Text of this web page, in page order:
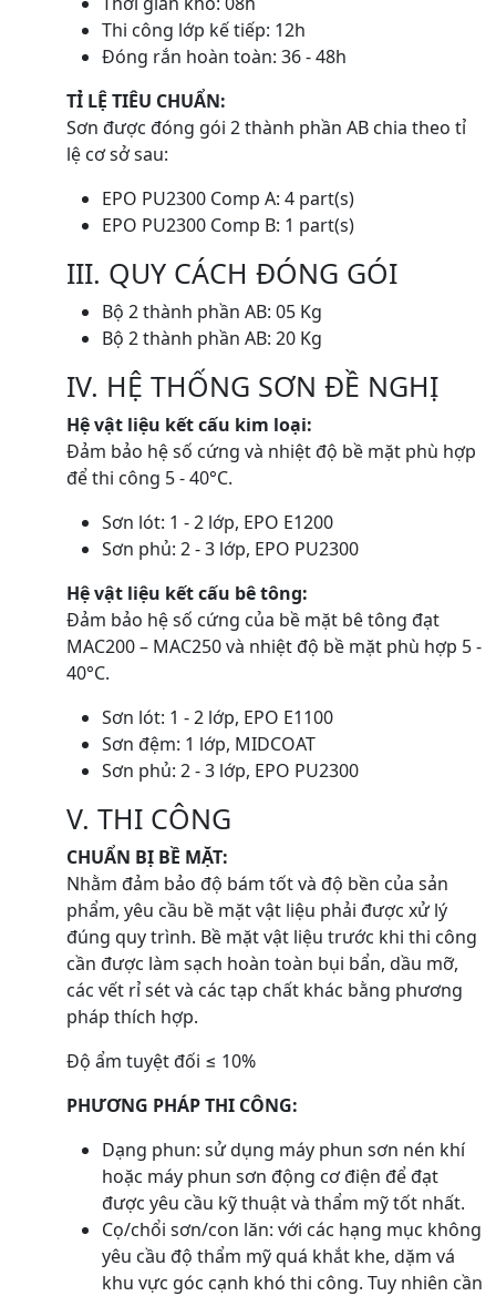
Thi công lớp kế tiếp: 12h
Đóng rắn hoàn toàn: 36 - 48h
TỈ LỆ TIÊU CHUẨN:
Sơn được đóng gói 2 thành phần AB chia theo tỉ
lệ cơ sở sau:
EPO PU2300 Comp A: 4 part(s)
EPO PU2300 Comp B: 1 part(s)
III. QUY CÁCH ĐÓNG GÓI
Bộ 2 thành phần AB: 05 Kg
Bộ 2 thành phần AB: 20 Kg
IV. HỆ THỐNG SƠN ĐỀ NGHỊ
Hệ vật liệu kết cấu kim loại:
Đảm bảo hệ số cứng và nhiệt độ bề mặt phù hợp
để thi công 5 - 40°C.
Sơn lót: 1 - 2 lớp, EPO E1200
Sơn phủ: 2 - 3 lớp, EPO PU2300
Hệ vật liệu kết cấu bê tông:
Đảm bảo hệ số cứng của bề mặt bê tông đạt
MAC200 – MAC250 và nhiệt độ bề mặt phù hợp 5 -
40°C.
Sơn lót: 1 - 2 lớp, EPO E1100
Sơn đệm: 1 lớp, MIDCOAT
Sơn phủ: 2 - 3 lớp, EPO PU2300
V. THI CÔNG
CHUẨN BỊ BỀ MẶT:
Nhằm đảm bảo độ bám tốt và độ bền của sản
phẩm, yêu cầu bề mặt vật liệu phải được xử lý
đúng quy trình. Bề mặt vật liệu trước khi thi công
cần được làm sạch hoàn toàn bụi bẩn, dầu mỡ,
các vết rỉ sét và các tạp chất khác bằng phương
pháp thích hợp.
Độ ẩm tuyệt đối ≤ 10%
PHƯƠNG PHÁP THI CÔNG:
Dạng phun: sử dụng máy phun sơn nén khí
hoặc máy phun sơn động cơ điện để đạt
được yêu cầu kỹ thuật và thẩm mỹ tốt nhất.
Cọ/chổi sơn/con lăn: với các hạng mục không
yêu cầu độ thẩm mỹ quá khắt khe, dặm vá
khu vực góc cạnh khó thi công. Tuy nhiên cần